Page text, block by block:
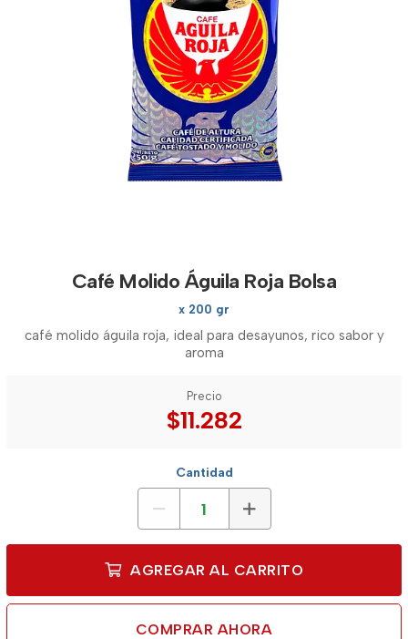
Café Molido Águila Roja Bolsa
x 200 gr
café molido águila roja, ideal para desayunos, rico sabor y
aroma
Precio
$11.282
Cantidad
AGREGAR AL CARRITO
COMPRAR AHORA